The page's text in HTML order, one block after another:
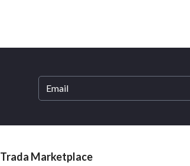
Trada Marketplace